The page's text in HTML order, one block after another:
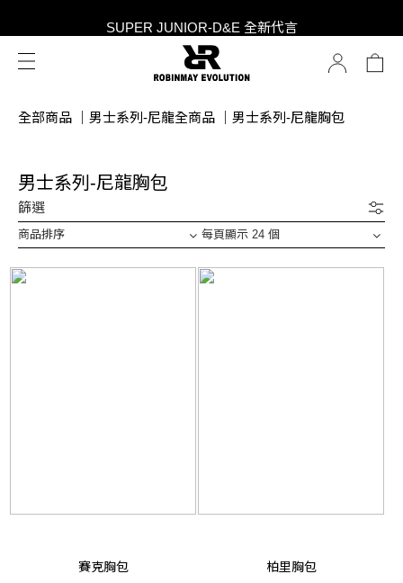
SUPER JUNIOR-D&E 全新代言
SUPER JUNIOR-D&E 全新代言
全部商品 男士系列-尼龍全商品 男士系列-尼龍胸包
男士系列-尼龍胸包
篩選
商品排序 每頁顯示 24 個
賽克胸包 柏里胸包